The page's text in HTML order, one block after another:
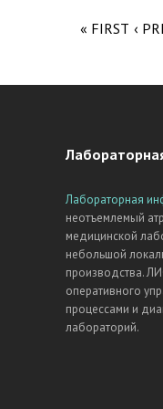
« FIRST ‹
Лабораторная
неотъемлемый
медицинской
небольшой
производства.
оперативного
процессами и
лабораторий.